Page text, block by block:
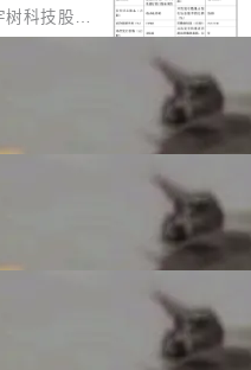
的设
句话：LLM
但不能用来
作者本身
树科技股份
结果，杭
略配售对
中，Dee
次传递同
会拒绝包
票中获得